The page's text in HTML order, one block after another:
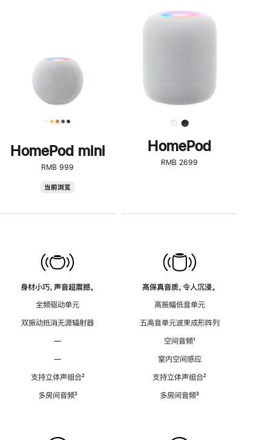
HomePod mini
RMB 999
当前浏览
身材小巧，声音超震撼。
全频驱动单元
双振动抵消无源辐射器
—
—
支持立体声组合脚
²
多房间音频脚
³
步
了
解
HomePod<
HomePod
RMB 2699
高保真音质，令人沉浸。
高振幅低音单元
五高音单元波束成形阵列
空间音频脚
¹
室内空间感应
支持立体声组合脚
²
多房间音频脚
³